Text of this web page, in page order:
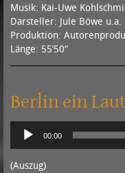
Musik: Kai-Uwe
Darsteller: Jule Böwe u.a.
Produktion:
Länge: 55’50“
Berlin ein
Audio-
Player
00:00
(Auszug)